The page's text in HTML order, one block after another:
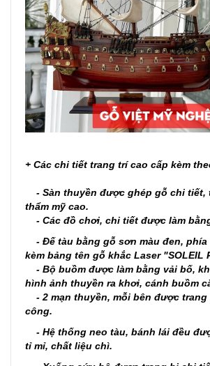
+ Các chi tiết trang trí cao cấp kèm
- Sàn thuyền được ghép gỗ chi tiết,
thẩm mỹ cao.
- Các đồ chơi, chi tiết được làm
- Đế tàu bằng gỗ sơn màu đen, phía
kèm bảng tên gỗ khắc Laser "SOLEIL
- Bộ buồm được làm bằng vải bố,
hình ảnh thuyền ra khơi, cánh buồm
- 2 mạn thuyền, mỗi bên được trang
công.
- Hệ thống neo tàu, bánh lái đều
tỉ mỉ, chất liệu chì.